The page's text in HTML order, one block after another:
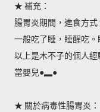
★ 補充：
腸胃炎期間，進食方
一般吃了睡，睡醒吃。
以上是木不子的個人
當嬰兒●▂●
★ 關於病毒性腸胃炎：